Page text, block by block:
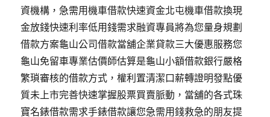
資機構，急需用機車借款快速資金北屯機車借款換現
金放錢快速利率低用錢需求融資專員將為您量身規劃
借款方案龜山公司借款當舖企業貸款三大優惠服務您
龜山免留車專業估價師估算是龜山小額借款銀行嚴格
繁瑣審核的借款方式，權利置清潔口薪轉證明發點優
質未上市完善快速掌握股票買賣脈動，當舖的各式珠
寶名錶借款需求手錶借款讓您急需用錢救急的朋友提